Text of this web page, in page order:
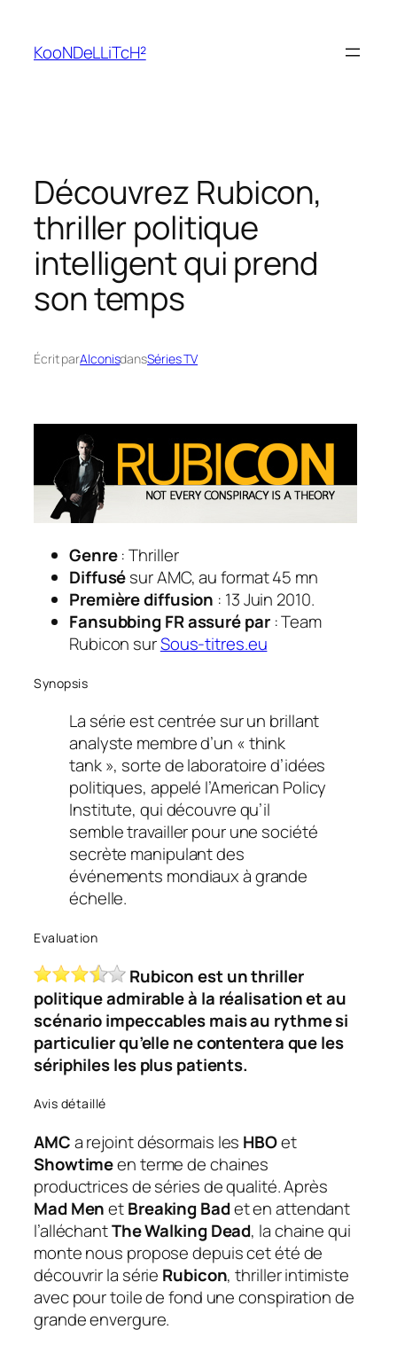
contenu
KooNDeLLiTcH²
Découvrez Rubicon,
thriller politique
intelligent qui prend
son temps
Écrit parAlconisdansSéries TV
Genre: Thriller
Diffusésur AMC, au format 45 mn
Première diffusion : 13 Juin 2010.
Fansubbing FR assuré par: Team
Rubicon surSous-titres.eu
Synopsis
La série est centrée sur un brillant
analyste membre d’un « think
tank », sorte de laboratoire d’idées
politiques, appelé l’American Policy
Institute, qui découvre qu’il
semble travailler pour une société
secrète manipulant des
événements mondiaux à grande
échelle.
Evaluation
Rubicon est un thriller
politique admirableà la réalisation et au
scénario impeccables mais au rythme si
particulier qu’elle ne contentera que les
sériphiles les plus patients.
Avis détaillé
AMCa rejoint désormais les HBOet
Showtimeen terme de chaines
productrices de séries de qualité. Après
Mad MenetBreaking Badet en attendant
l’alléchantThe Walking Dead, la chaine qui
monte nous propose depuis cet été de
découvrir la série Rubicon, thriller intimiste
avec pour toile de fond une conspiration de
grande envergure.